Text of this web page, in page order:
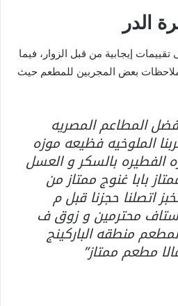
الدر
إيجابية من قبل الزوار، فيما
بعض المجربين للمطعم حيث
المطاعم المصريه
الملوخيه فظيعه موزه
الفطيره بالسكر و العسل
بابا غنوج ممتاز من
اتصلنا حجزنا قبل م
محترمين و زوق ف
منطقه الباركينج
مطعم ممتاز”